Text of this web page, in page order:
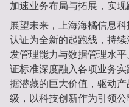
加速业务布局与拓展，实现
展望未来，上海海橘信息
认证为全新的起跑线，持
发管理能力与数据管理水
证标准深度融入各项业务
据潜藏的巨大价值，驱动
级，以科技创新作为引领